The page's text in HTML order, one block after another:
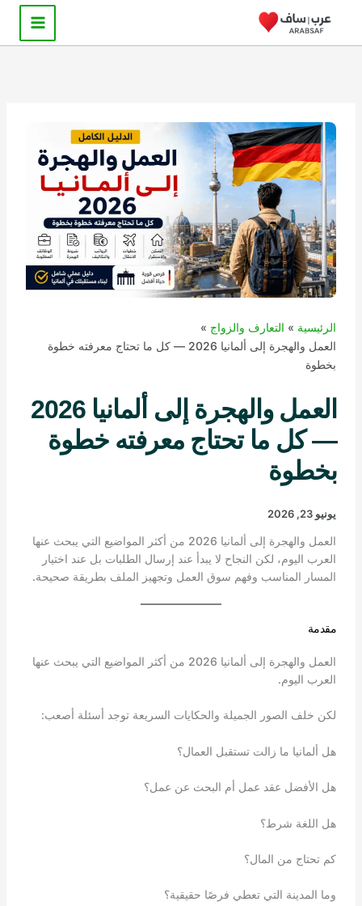
المحتوى
الرئيسية
التعارف والزواج
العمل والهجرة إلى ألمانيا 2026 — كل ما تحتاج معرفته خطوة
بخطوة
العمل والهجرة إلى ألمانيا 2026
— كل ما تحتاج معرفته خطوة
بخطوة
يونيو 23, 2026
العمل والهجرة إلى ألمانيا 2026 من أكثر المواضيع التي يبحث عنها
العرب اليوم، لكن النجاح لا يبدأ عند إرسال الطلبات بل عند اختيار
المسار المناسب وفهم سوق العمل وتجهيز الملف بطريقة صحيحة.
مقدمة
العمل والهجرة إلى ألمانيا 2026 من أكثر المواضيع التي يبحث عنها
العرب اليوم.
لكن خلف الصور الجميلة والحكايات السريعة توجد أسئلة أصعب:
هل ألمانيا ما زالت تستقبل العمال؟
هل الأفضل عقد عمل أم البحث عن عمل؟
هل اللغة شرط؟
كم تحتاج من المال؟
وما المدينة التي تعطي فرصًا حقيقية؟